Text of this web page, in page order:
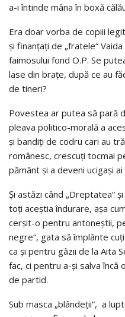
a-i întinde mâna în boxă
Era doar vorba de copiii
și finanțați de „fratele“
faimosului fond O.P. Se
lase din brațe, după ce au
de tineri?
Povestea ar putea să pară
pleava politico-morală a
și bandiți de codru cari au
românesc, crescuți tocmai
pământ și a deveni ucigași
Și astăzi când „Dreptatea“
toți aceștia îndurare, așa
cerșit-o pentru antoneștii,
negre“, gata să împlânte
ca și pentru gâzii de la Aita
fac, ci pentru a-și salva
de partid.
Sub masca „blândeții“, a